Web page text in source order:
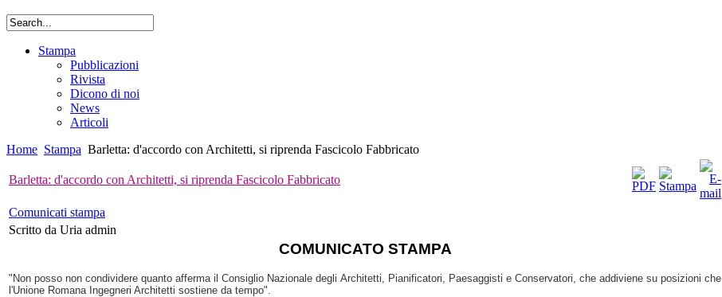
Stampa
Pubblicazioni
Rivista
Dicono di noi
News
Articoli
Home Stampa Barletta: d'accordo con Architetti, si riprenda Fascicolo Fabbricato
Barletta: d'accordo con Architetti, si riprenda Fascicolo Fabbricato
Comunicati stampa
Scritto da Uria admin
COMUNICATO STAMPA
"Non posso non condividere quanto afferma il Consiglio Nazionale degli Architetti, Pianificatori, Paesaggisti e Conservatori, che addiviene su posizioni che
l'Unione Romana Ingegneri Architetti sostiene da tempo".